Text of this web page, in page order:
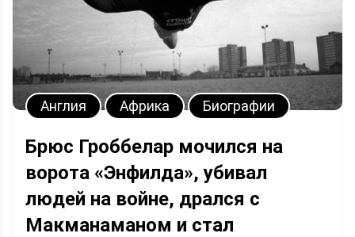
Англия Африка Биографии
Брюс Гроббелар мочился на
ворота «Энфилда», убивал
людей на войне, дрался с
Макманаманом и стал